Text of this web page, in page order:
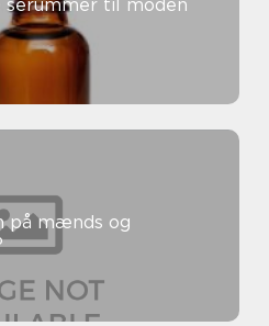
til moden
på mænds og